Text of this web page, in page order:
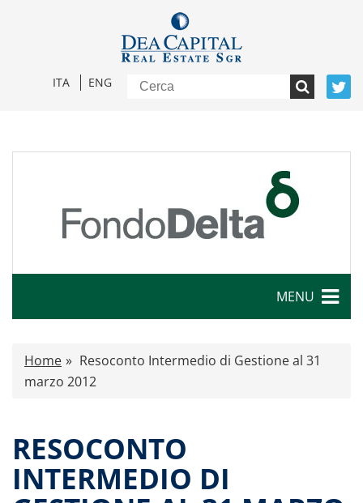
ITA ENG
MENU
Caratteristiche
Comunicati stampa
Documenti di offerta
Relazioni di gestione e Resoconti intermedi
Home
Resoconto Intermedio di Gestione al 31
marzo 2012
RESOCONTO
INTERMEDIO DI